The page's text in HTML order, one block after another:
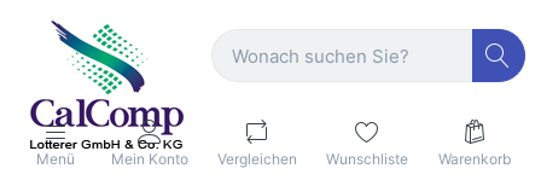
Menü Mein Konto Vergleichen Wunschliste Warenkorb